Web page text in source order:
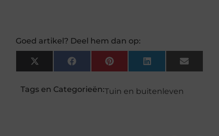
Goed artikel? Deel hem dan op:
X
(Twitter)
FacebookPinterestLinkedInEmail
Tags en Categorieën:Tuin en buitenleven